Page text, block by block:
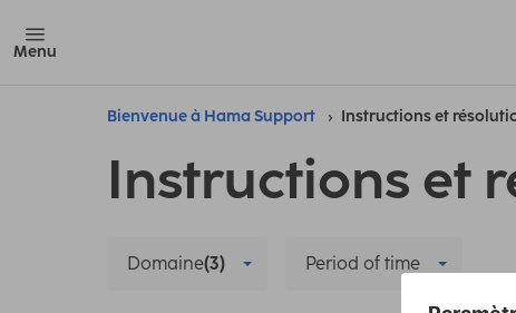
Menu
Bienvenue à Hama Support Instructions et
Instructions et
Domaine(3) Period of time